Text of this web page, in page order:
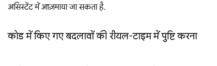
असिस्टेंट में आज़माया जा सकता है.
कोड में किए गए बदलावों की रीयल-टाइम में पुष्टि करना